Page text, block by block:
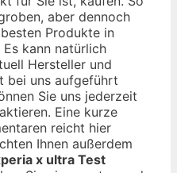
aber dennoch
Produkte in
kann natürlich
Hersteller und
bei uns aufgeführt
Sie uns jederzeit
Eine kurze
reicht hier
Ihnen außerdem
x ultra Test